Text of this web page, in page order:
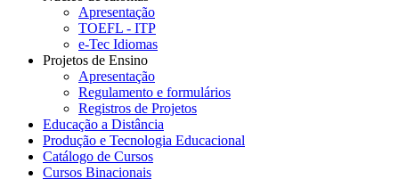
Apresentação
TOEFL - ITP
e-Tec Idiomas
Projetos de Ensino
Apresentação
Regulamento e formulários
Registros de Projetos
Educação a Distância
Produção e Tecnologia Educacional
Catálogo de Cursos
Cursos Binacionais